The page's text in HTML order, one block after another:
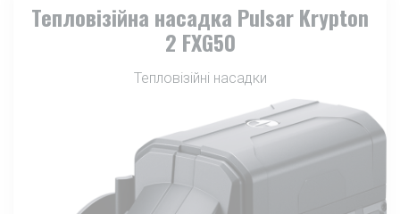
Тепловізійна насадка Pulsar Krypton
2 FXG50
Тепловізійні насадки